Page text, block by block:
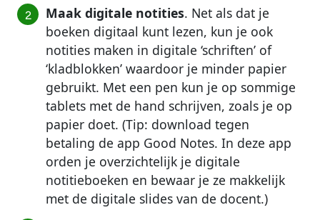
Maak digitale notities. Net als dat je
boeken digitaal kunt lezen, kun je ook
notities maken in digitale ‘schriften’ of
‘kladblokken’ waardoor je minder papier
gebruikt. Met een pen kun je op sommige
tablets met de hand schrijven, zoals je op
papier doet. (Tip: download tegen
betaling de app Good Notes. In deze app
orden je overzichtelijk je digitale
notitieboeken en bewaar je ze makkelijk
met de digitale slides van de docent.)